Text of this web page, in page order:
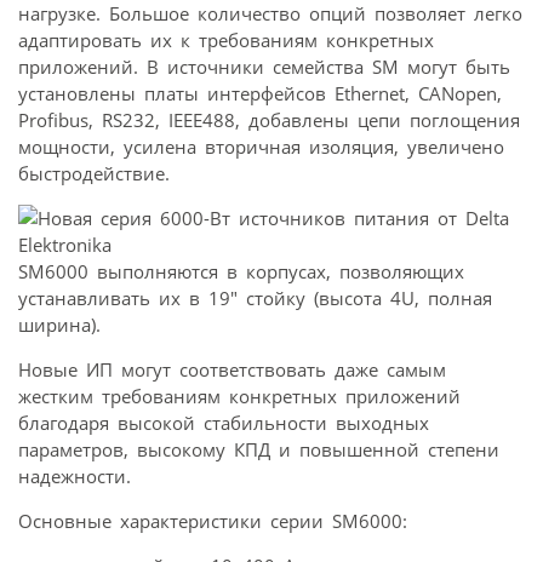
нагрузке. Большое количество опций позволяет легко
адаптировать их к требованиям конкретных
приложений. В источники семейства SM могут быть
установлены платы интерфейсов Ethernet, CANopen,
Profibus, RS232, IEEE488, добавлены цепи поглощения
мощности, усилена вторичная изоляция, увеличено
быстродействие.
SM6000 выполняются в корпусах, позволяющих
устанавливать их в 19″ стойку (высота 4U, полная
ширина).
Новые ИП могут соответствовать даже самым
жестким требованиям конкретных приложений
благодаря высокой стабильности выходных
параметров, высокому КПД и повышенной степени
надежности.
Основные характеристики серии SM6000: